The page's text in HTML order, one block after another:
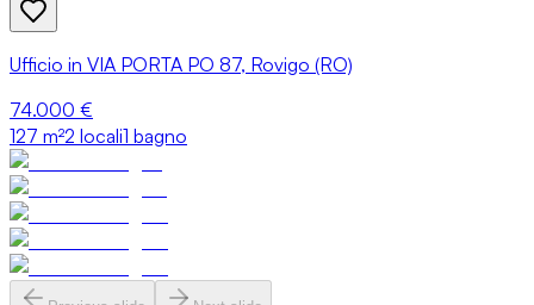
Ufficio in VIA PORTA PO 87, Rovigo (RO)
74.000 €
127 m²2 locali1 bagno